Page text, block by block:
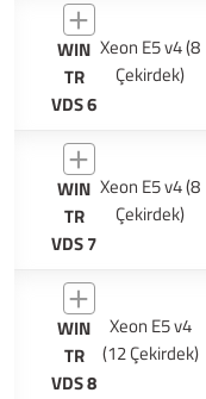
WIN
TR
VDS 6
Xeon E5 v4 (8
Çekirdek)
WIN
TR
VDS 7
Xeon E5 v4 (8
Çekirdek)
WIN
TR
VDS 8
Xeon E5 v4
(12 Çekirdek)